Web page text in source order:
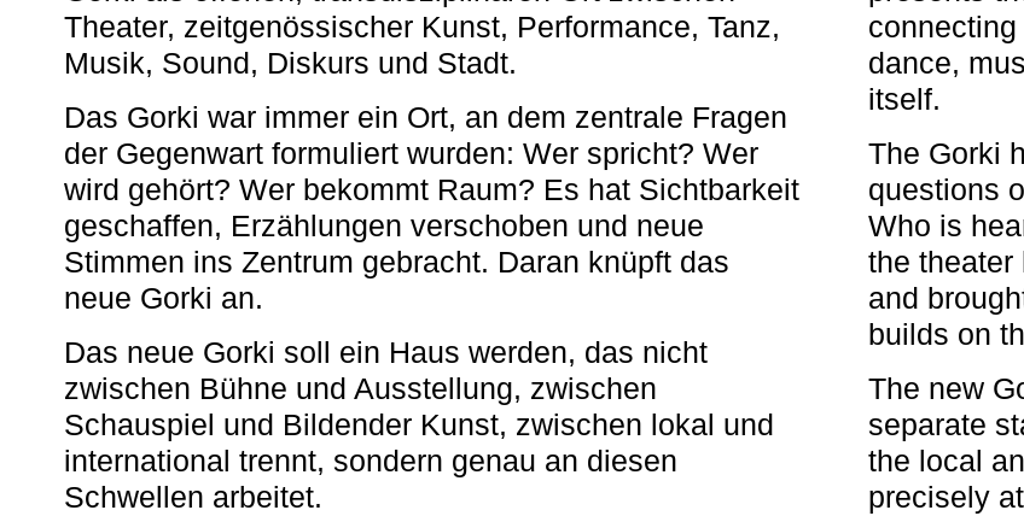
Theater, zeitgenössischer Kunst, Performance, Tanz,
Musik, Sound, Diskurs und Stadt.
Das Gorki war immer ein Ort, an dem zentrale Fragen
der Gegenwart formuliert wurden: Wer spricht? Wer
wird gehört? Wer bekommt Raum? Es hat Sichtbarkeit
geschaffen, Erzählungen verschoben und neue
Stimmen ins Zentrum gebracht. Daran knüpft das
neue Gorki an.
Das neue Gorki soll ein Haus werden, das nicht
zwischen Bühne und Ausstellung, zwischen
Schauspiel und Bildender Kunst, zwischen lokal und
international trennt, sondern genau an diesen
Schwellen arbeitet.
dance,
itself.
The Gorki
questions
Who is
the theater
and
builds on
The new
separate
the local
precisely